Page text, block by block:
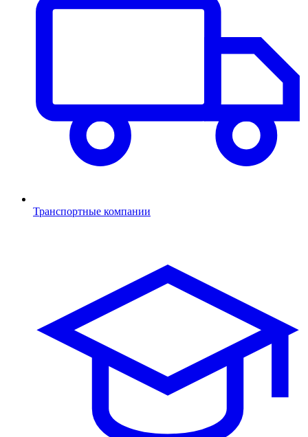
Транспортные компании